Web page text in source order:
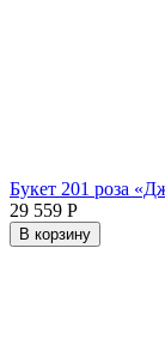
Букет 201 роза
29 559 Р
В корзину